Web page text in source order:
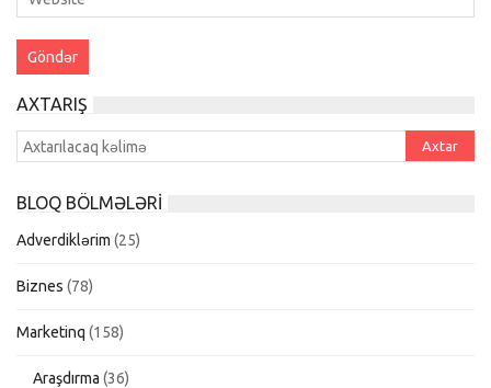
AXTARIŞ
BLOQ BÖLMƏLƏRI
Adverdiklərim (25)
Biznes (78)
Marketinq (158)
Araşdırma (36)